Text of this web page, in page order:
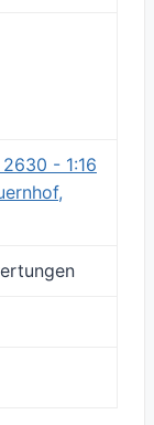
- 1:16